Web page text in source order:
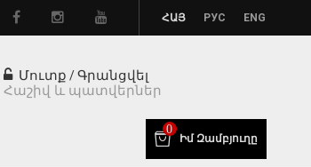
ՀԱՅ РУС ENG
Մուտք /Գրանցվել
Հաշիվ և պատվերներ
0
Իմ Զամբյուղը